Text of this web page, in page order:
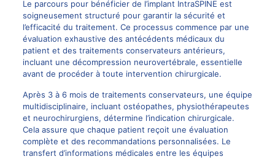
Le parcours pour bénéficier de l’implant IntraSPINE est
soigneusement structuré pour garantir la sécurité et
l’efficacité du traitement. Ce processus commence par une
évaluation exhaustive des antécédents médicaux du
patient et des traitements conservateurs antérieurs,
incluant une décompression neurovertébrale, essentielle
avant de procéder à toute intervention chirurgicale.
Après 3 à 6 mois de traitements conservateurs, une équipe
multidisciplinaire, incluant ostéopathes, physiothérapeutes
et neurochirurgiens, détermine l’indication chirurgicale.
Cela assure que chaque patient reçoit une évaluation
complète et des recommandations personnalisées. Le
transfert d’informations médicales entre les équipes